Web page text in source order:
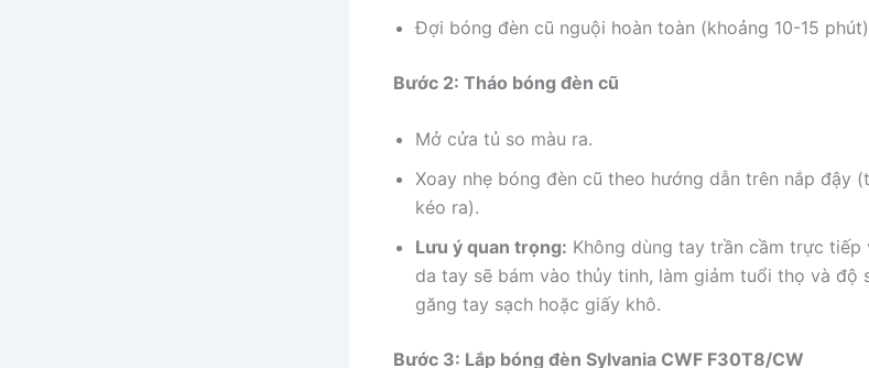
Đợi bóng đèn cũ nguội hoàn toàn (khoảng 10-15
Bước 2: Tháo bóng đèn cũ
Mở cửa tủ so màu ra.
Xoay nhẹ bóng đèn cũ theo hướng dẫn trên nắp đậy
kéo ra).
Lưu ý quan trọng: Không dùng tay trần cầm trực
da tay sẽ bám vào thủy tinh, làm giảm tuổi thọ và độ
găng tay sạch hoặc giấy khô.
Bước 3: Lắp bóng đèn Sylvania CWF F30T8/CW